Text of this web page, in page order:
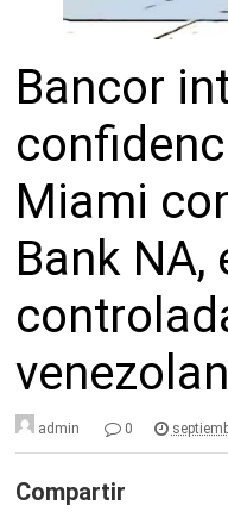
Bancor
Miami
Bank
admin 0
Compartir